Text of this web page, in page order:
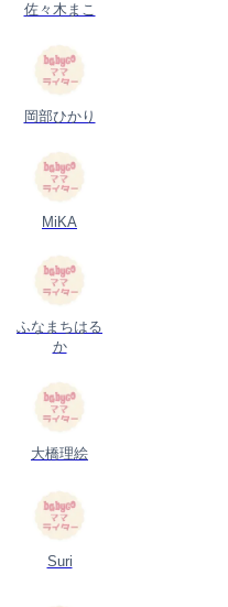
佐々木まこ
岡部ひかり
MiKA
ふなまちはる
か
大橋理絵
Suri